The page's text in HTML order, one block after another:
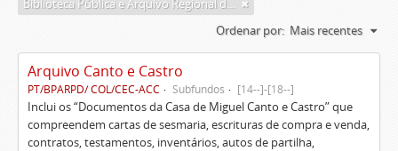
Biblioteca Pública e Arquivo Regional de Ponta Delgada
Ordenar por: Mais recentes
Arquivo Canto e Castro
PT/BPARPD/ COL/CEC-ACC Subfundos [14--]-[18--]
Inclui os “Documentos da Casa de Miguel Canto e Castro” que
compreendem cartas de sesmaria, escrituras de compra e venda,
contratos, testamentos, inventários, autos de partilha,